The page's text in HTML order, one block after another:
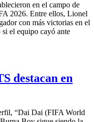
en el campo de
2026. Entre ellos, Lionel
con más victorias en el
el equipo cayó ante
destacan en
“Dai Dai (FIFA World